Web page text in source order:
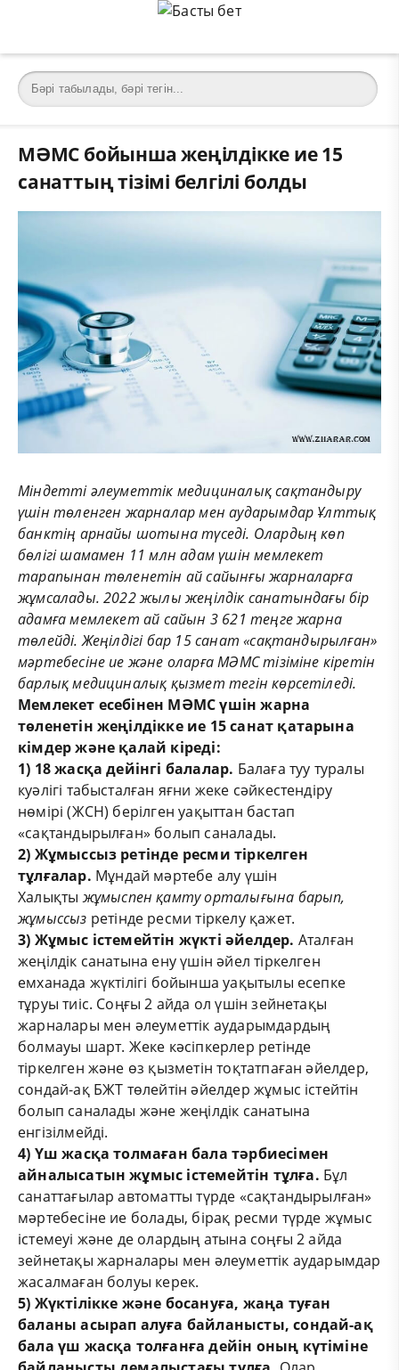
МӘМС бойынша жеңілдікке ие 15
санаттың тізімі белгілі болды
Міндетті әлеуметтік медициналық сақтандыру
үшін төленген жарналар мен аударымдар Ұлттық
банктің арнайы шотына түседі. Олардың көп
бөлігі шамамен 11 млн адам үшін мемлекет
тарапынан төленетін ай сайынғы жарналарға
жұмсалады. 2022 жылы жеңілдік санатындағы бір
адамға мемлекет ай сайын 3 621 теңге жарна
төлейді. Жеңілдігі бар 15 санат «сақтандырылған»
мәртебесіне ие және оларға МӘМС тізіміне кіретін
барлық медициналық қызмет тегін көрсетіледі.
Мемлекет есебінен МӘМС үшін жарна
төленетін жеңілдікке ие 15 санат қатарына
кімдер және қалай кіреді:
1) 18 жасқа дейінгі балалар. Балаға туу туралы
куәлігі табысталған яғни жеке сәйкестендіру
нөмірі (ЖСН) берілген уақыттан бастап
«сақтандырылған» болып саналады.
2) Жұмыссыз ретінде ресми тіркелген
тұлғалар. Мұндай мәртебе алу үшін
Халықтыжұмыспен қамту орталығына барып,
жұмыссыз ретінде ресми тіркелу қажет.
3) Жұмыс істемейтін жүкті әйелдер. Аталған
жеңілдік санатына ену үшін әйел тіркелген
емханада жүктілігі бойынша уақытылы есепке
тұруы тиіс. Соңғы 2 айда ол үшін зейнетақы
жарналары мен әлеуметтік аударымдардың
болмауы шарт. Жеке кәсіпкерлер ретінде
тіркелген және өз қызметін тоқтатпаған әйелдер,
сондай-ақ БЖТ төлейтін әйелдер жұмыс істейтін
болып саналады және жеңілдік санатына
енгізілмейді.
4) Үш жасқа толмаған бала тәрбиесімен
айналысатын жұмыс істемейтін тұлға. Бұл
санаттағылар автоматты түрде «сақтандырылған»
мәртебесіне ие болады, бірақ ресми түрде жұмыс
істемеуі және де олардың атына соңғы 2 айда
зейнетақы жарналары мен әлеуметтік аударымдар
жасалмаған болуы керек.
5) Жүктілікке және босануға, жаңа туған
баланы асырап алуға байланысты, сондай-ақ
бала үш жасқа толғанға дейін оның күтіміне